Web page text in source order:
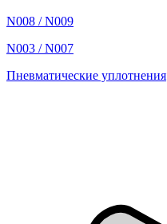
N008 / N009
N003 / N007
Пневматические уплотнения